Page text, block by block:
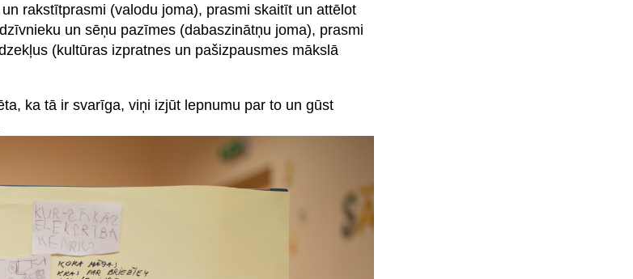
rakstītprasmi (valodu joma), prasmi skaitīt un attēlot
un sēņu pazīmes (dabaszinātņu joma), prasmi
(kultūras izpratnes un pašizpausmes mākslā
ka tā ir svarīga, viņi izjūt lepnumu par to un gūst